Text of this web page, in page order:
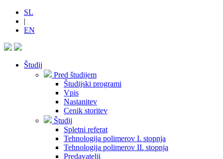
SL
|
EN
Študij
Pred študijem
Študijski programi
Vpis
Nastanitev
Cenik storitev
Študij
Spletni referat
Tehnologija polimerov I. stopnja
Tehnologija polimerov II. stopnja
Predavatelji